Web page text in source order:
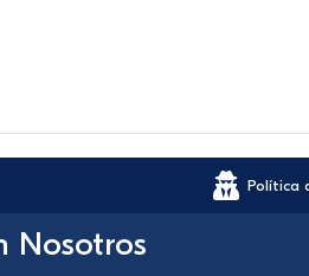
Política
Nosotros